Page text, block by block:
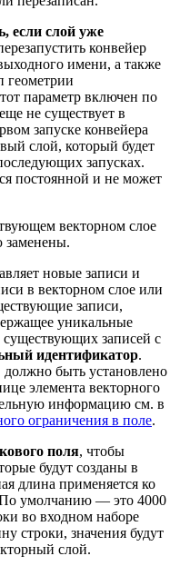
если слой уже
конвейер
имени, а также
геометрии
параметр включен по
не существует в
запуске конвейера
слой, который будет
запусках.
постоянной и не может
векторном слое
заменены.
новые записи и
в векторном слое или
записи,
уникальные
записей с
идентификатор.
должно быть установлено
элемента векторного
информацию см. в
ограничения в поле.
поля, чтобы
будут созданы в
длина применяется ко
умолчанию — это 4000
во входном наборе
строки, значения будут
слой.